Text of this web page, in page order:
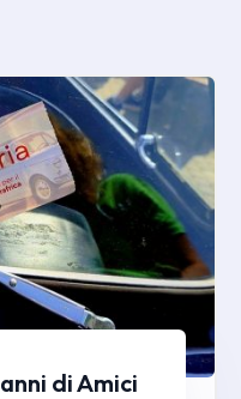
di Amici